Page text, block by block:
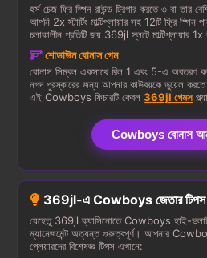
হর্স চেজ ফ্রি স্পিন রাউন্ড ট্রিগার করতে ৩ বা তার
আপনি 2x স্টার্টিং মাল্টিপ্লায়ার সহ 12টি ফ্রি
চলাকালীন প্রতিটি জয় 369jl স্লটে মাল্টিপ্লায়ার 1x
শোডাউন বোনাস গেম
বোনাস সিম্বল একসাথে রিল 1 এবং 5-এ অবতরণ
নগদ পুরস্কারের জন্য আপনার কাউবয়কে ডুয়েল
এই Cowboys ফিচারটি কেবল 369jl গেমস
Cowboys বোনাস
369jl-এ Cowboys জেতার টিপস
যেহেতু 369jl ক্যাসিনোতে Cowboys হাই-
ম্যানেজমেন্ট অত্যন্ত গুরুত্বপূর্ণ। আপনার
প্লেয়ারদের বিশেষজ্ঞ টিপস এখানে: